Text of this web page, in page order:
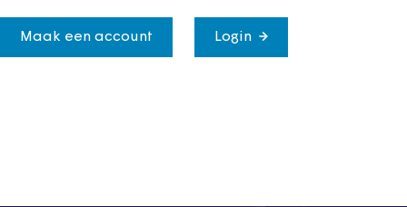
Maak een account Login